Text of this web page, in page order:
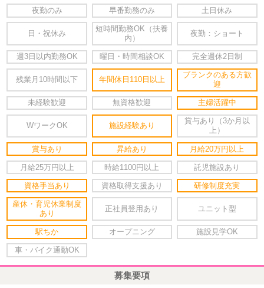
夜勤のみ 早番勤務のみ 土日休み
日・祝休み
短時間勤務OK（扶養
内）
夜勤：ショート
週3日以内勤務OK 曜日・時間相談OK 完全週休2日制
残業月10時間以下 年間休日110日以上
ブランクのある方歓
迎
未経験歓迎 無資格歓迎 主婦活躍中
WワークOK 施設経験あり
賞与あり（3か月以
上）
賞与あり 昇給あり 月給20万円以上
月給25万円以上 時給1100円以上 託児施設あり
資格手当あり 資格取得支援あり 研修制度充実
産休・育児休業制度
あり
正社員登用あり ユニット型
駅ちか オープニング 施設見学OK
車・バイク通勤OK
募集要項